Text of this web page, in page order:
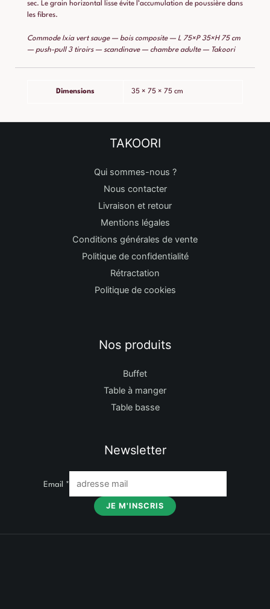
sec. Le grain horizontal lisse évite l’accumulation de poussière dans
les fibres.
Commode Ixia vert sauge — bois composite — L 75×P 35×H 75 cm
— push-pull 3 tiroirs — scandinave — chambre adulte — Takoori
Dimensions 35 × 75 × 75 cm
TAKOORI
Qui sommes-nous ?
Nous contacter
Livraison et retour
Mentions légales
Conditions générales de vente
Politique de confidentialité
Rétractation
Politique de cookies
Nos produits
Buffet
Table à manger
Table basse
Newsletter
Email *
JE M'INSCRIS